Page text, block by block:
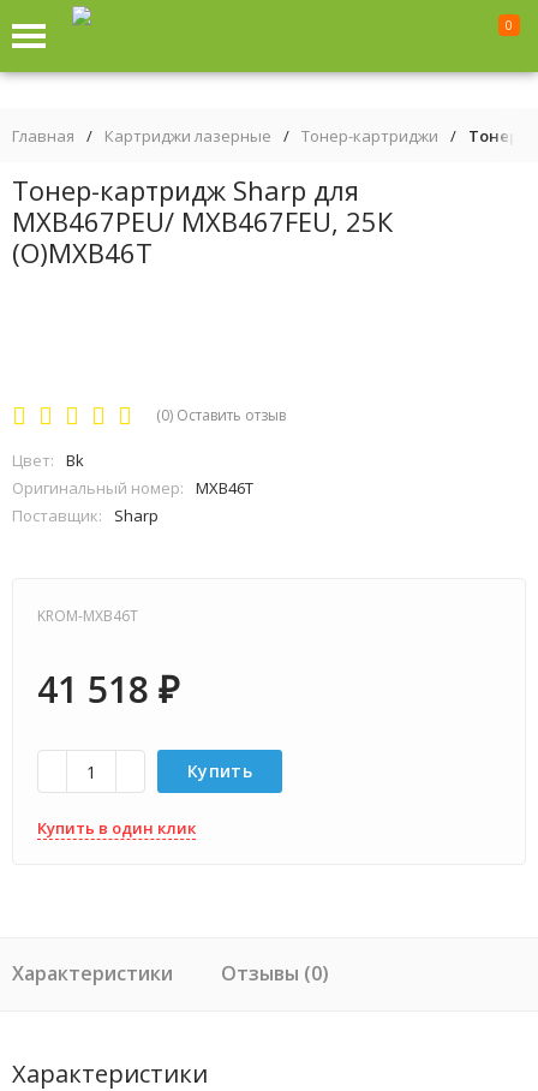
0
Главная / Картриджи лазерные / Тонер-картриджи / Тонер-
Тонер-картридж Sharp для
MXB467PEU/ MXB467FEU, 25К
(О)MXB46T
(0) Оставить отзыв
Цвет:
Bk
Оригинальный номер:
MXB46T
Поставщик:
Sharp
KROM-MXB46T
41 518 ₽
Купить
Купить в один клик
Характеристики Отзывы (0)
Характеристики